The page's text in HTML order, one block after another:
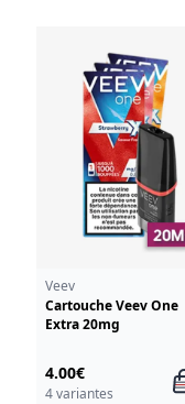
Veev
Cartouche Veev One
Extra 20mg
4.00€
4 variantes